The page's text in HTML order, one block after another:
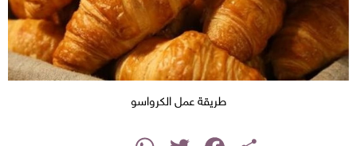
طريقة عمل الكرواسو
Share
Facebook
Twitter
WhatsApp